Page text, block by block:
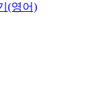
(영어)